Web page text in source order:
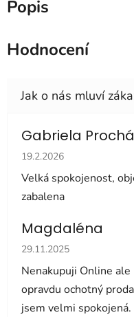
Popis
Hodnocení
Gabriela
Hodnocení obchodu je
19.2.2026
Velká spokojenost,
zabalena
Magdaléna
Hodnocení obchodu je
29.11.2025
Nenakupuji Online
opravdu ochotný
jsem velmi spokojená.